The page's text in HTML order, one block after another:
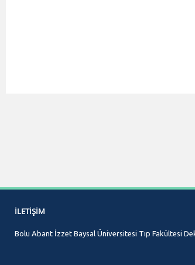
İLETIŞIM
Bolu Abant İzzet Baysal Üniversitesi Tıp Fakültesi